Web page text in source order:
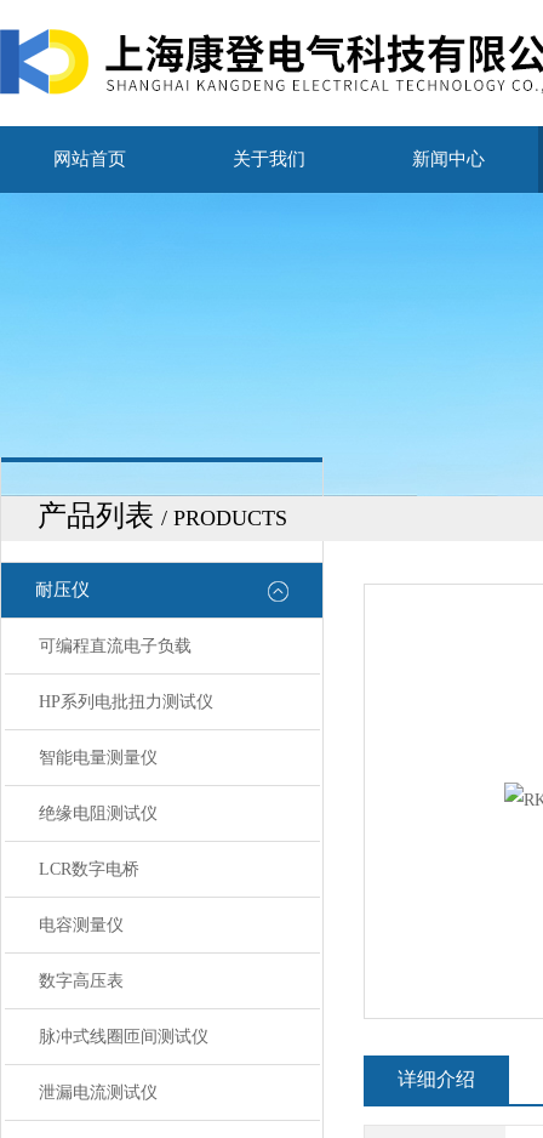
网站首页 关于我们 新闻中心
产品列表 / PRODUCTS
耐压仪
可编程直流电子负载
HP系列电批扭力测试仪
智能电量测量仪
绝缘电阻测试仪
LCR数字电桥
电容测量仪
数字高压表
脉冲式线圈匝间测试仪
泄漏电流测试仪
详细介绍